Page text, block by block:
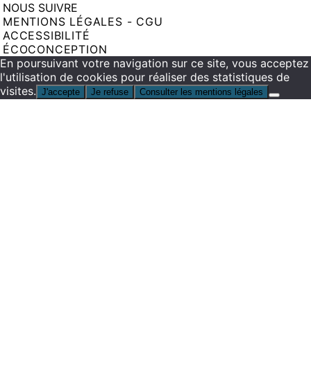
NOUS SUIVRE
MENTIONS LÉGALES - CGU
ACCESSIBILITÉ
ÉCOCONCEPTION
En poursuivant votre navigation sur ce site, vous acceptez
l'utilisation de cookies pour réaliser des statistiques de
visites. J'accepte Je refuse Consulter les mentions légales